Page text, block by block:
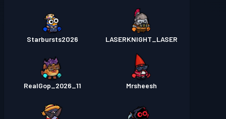
LASERKNIGHT_LASER
Starbursts2O26
Mrsheesh
RealGop_2026_11